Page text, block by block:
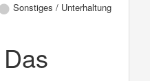
Sonstiges / Unterhaltung